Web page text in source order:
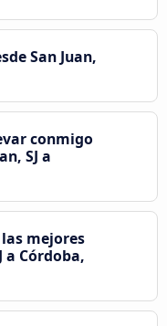
San Juan,
conmigo
SJ a
mejores
a Córdoba,